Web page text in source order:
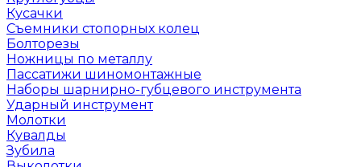
Кусачки
Съемники стопорных колец
Болторезы
Ножницы по металлу
Пассатижи шиномонтажные
Наборы шарнирно-губцевого инструмента
Ударный инструмент
Молотки
Кувалды
Зубила